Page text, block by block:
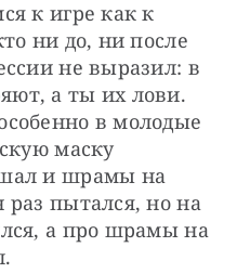
к игре как к
ни до, ни после
не выразил: в
а ты их лови.
в молодые
маску
и шрамы на
пытался, но на
а про шрамы на